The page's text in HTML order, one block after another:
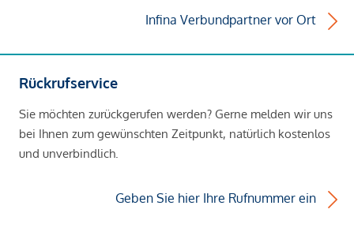
Infina Verbundpartner vor Ort
Rückrufservice
Sie möchten zurückgerufen werden? Gerne melden wir uns
bei Ihnen zum gewünschten Zeitpunkt, natürlich kostenlos
und unverbindlich.
Geben Sie hier Ihre Rufnummer ein